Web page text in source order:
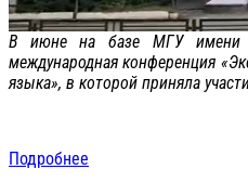
В июне на базе МГУ имени
международная конференция
языка», в которой приняла
Подробнее